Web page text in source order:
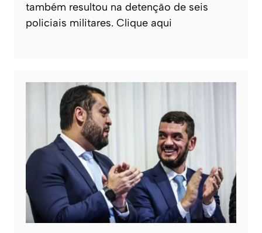
também resultou na detenção de seis
policiais militares. Clique aqui